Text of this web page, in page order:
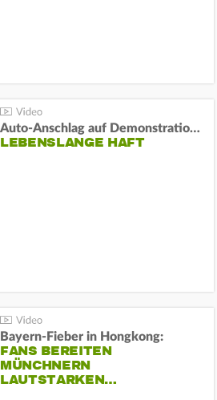
Auto-Anschlag auf Demonstration in München:
LEBENSLANGE HAFT
Bayern-Fieber in Hongkong:
FANS BEREITEN
MÜNCHNERN
LAUTSTARKEN…